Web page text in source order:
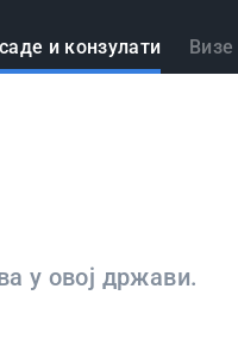
и конзулати
у овој држави.